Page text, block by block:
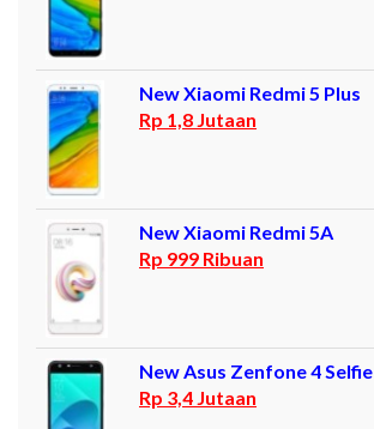
New Xiaomi Redmi 5 Plus
Rp 1,8 Jutaan
New Xiaomi Redmi 5A
Rp 999 Ribuan
New Asus Zenfone 4 Selfie
Rp 3,4 Jutaan